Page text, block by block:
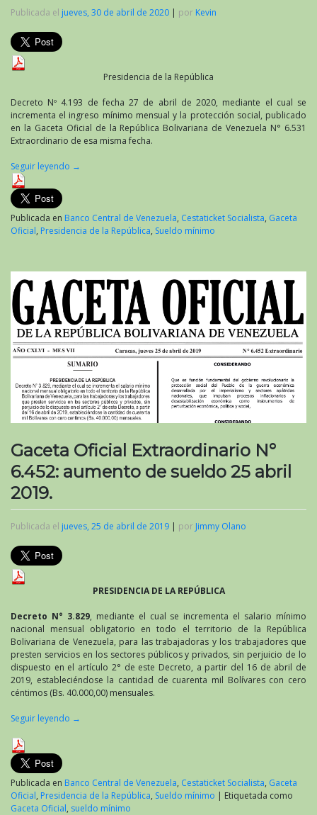
Publicada el jueves, 30 de abril de 2020 | por Kevin
Presidencia de la República
Decreto Nº 4.193 de fecha 27 de abril de 2020, mediante el cual se
incrementa el ingreso mínimo mensual y la protección social, publicado
en la Gaceta Oficial de la República Bolivariana de Venezuela N° 6.531
Extraordinario de esa misma fecha.
Seguir leyendo →
Publicada en Banco Central de Venezuela, Cestaticket Socialista, Gaceta
Oficial, Presidencia de la República, Sueldo mínimo
Gaceta Oficial Extraordinario N°
6.452: aumento de sueldo 25 abril
2019.
Publicada el jueves, 25 de abril de 2019 | por Jimmy Olano
PRESIDENCIA DE LA REPÚBLICA
Decreto N° 3.829, mediante el cual se incrementa el salario mínimo
nacional mensual obligatorio en todo el territorio de la República
Bolivariana de Venezuela, para las trabajadoras y los trabajadores que
presten servicios en los sectores públicos y privados, sin perjuicio de lo
dispuesto en el artículo 2° de este Decreto, a partir del 16 de abril de
2019, estableciéndose la cantidad de cuarenta mil Bolívares con cero
céntimos (Bs. 40.000,00) mensuales.
Seguir leyendo →
Publicada en Banco Central de Venezuela, Cestaticket Socialista, Gaceta
Oficial, Presidencia de la República, Sueldo mínimo | Etiquetada como
Gaceta Oficial, sueldo mínimo